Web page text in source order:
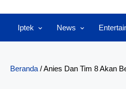
Iptek News
Beranda /Anies Dan Tim 8 Akan